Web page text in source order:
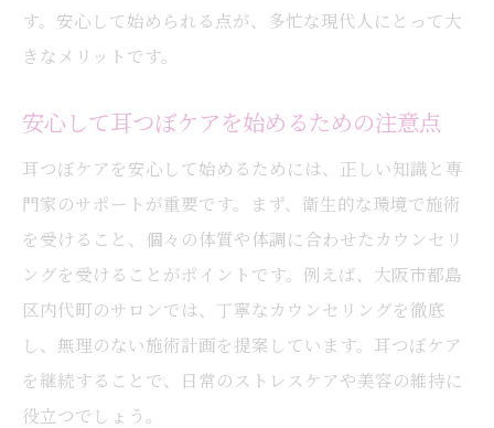
す。安心して始められる点が、多忙な現代人にとって大
きなメリットです。
安心して耳つぼケアを始めるための注意点
耳つぼケアを安心して始めるためには、正しい知識と専
門家のサポートが重要です。まず、衛生的な環境で施術
を受けること、個々の体質や体調に合わせたカウンセリ
ングを受けることがポイントです。例えば、大阪市都島
区内代町のサロンでは、丁寧なカウンセリングを徹底
し、無理のない施術計画を提案しています。耳つぼケア
を継続することで、日常のストレスケアや美容の維持に
役立つでしょう。